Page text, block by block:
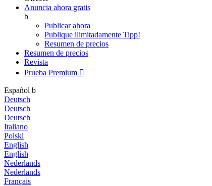
Anuncia ahora gratis
b
Publicar ahora
Publique ilimitadamente Tipp!
Resumen de precios
Resumen de precios
Revista
Prueba Premium 
Español b
Deutsch
Deutsch
Deutsch
Italiano
Polski
English
English
Nederlands
Nederlands
Français